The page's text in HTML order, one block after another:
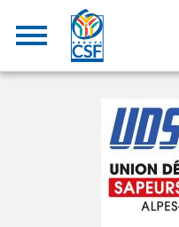
Aller au contenu principal
Image